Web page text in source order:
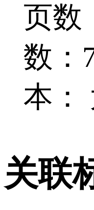
页数
数：
本：
关联